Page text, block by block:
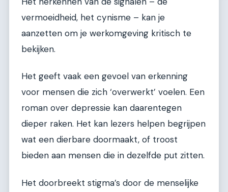
vermoeidheid, het cynisme – kan je
aanzetten om je werkomgeving kritisch te
bekijken.
Het geeft vaak een gevoel van erkenning
voor mensen die zich ‘overwerkt’ voelen. Een
roman over depressie kan daarentegen
dieper raken. Het kan lezers helpen begrijpen
wat een dierbare doormaakt, of troost
bieden aan mensen die in dezelfde put zitten.
Het doorbreekt stigma’s door de menselijke